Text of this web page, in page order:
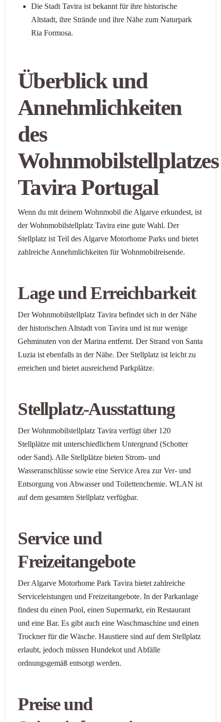
Die Stadt Tavira ist bekannt für ihre historische
Altstadt, ihre Strände und ihre Nähe zum Naturpark
Ria Formosa.
Überblick und
Annehmlichkeiten
des
Wohnmobilstellplatzes
Tavira Portugal
Wenn du mit deinem Wohnmobil die Algarve erkundest, ist
der Wohnmobilstellplatz Tavira eine gute Wahl. Der
Stellplatz ist Teil des Algarve Motorhome Parks und bietet
zahlreiche Annehmlichkeiten für Wohnmobilreisende.
Lage und Erreichbarkeit
Der Wohnmobilstellplatz Tavira befindet sich in der Nähe
der historischen Altstadt von Tavira und ist nur wenige
Gehminuten von der Marina entfernt. Der Strand von Santa
Luzia ist ebenfalls in der Nähe. Der Stellplatz ist leicht zu
erreichen und bietet ausreichend Parkplätze.
Stellplatz-Ausstattung
Der Wohnmobilstellplatz Tavira verfügt über 120
Stellplätze mit unterschiedlichem Untergrund (Schotter
oder Sand). Alle Stellplätze bieten Strom- und
Wasseranschlüsse sowie eine Service Area zur Ver- und
Entsorgung von Abwasser und Toilettenchemie. WLAN ist
auf dem gesamten Stellplatz verfügbar.
Service und
Freizeitangebote
Der Algarve Motorhome Park Tavira bietet zahlreiche
Serviceleistungen und Freizeitangebote. In der Parkanlage
findest du einen Pool, einen Supermarkt, ein Restaurant
und eine Bar. Es gibt auch eine Waschmaschine und einen
Trockner für die Wäsche. Haustiere sind auf dem Stellplatz
erlaubt, jedoch müssen Hundekot und Abfälle
ordnungsgemäß entsorgt werden.
Preise und